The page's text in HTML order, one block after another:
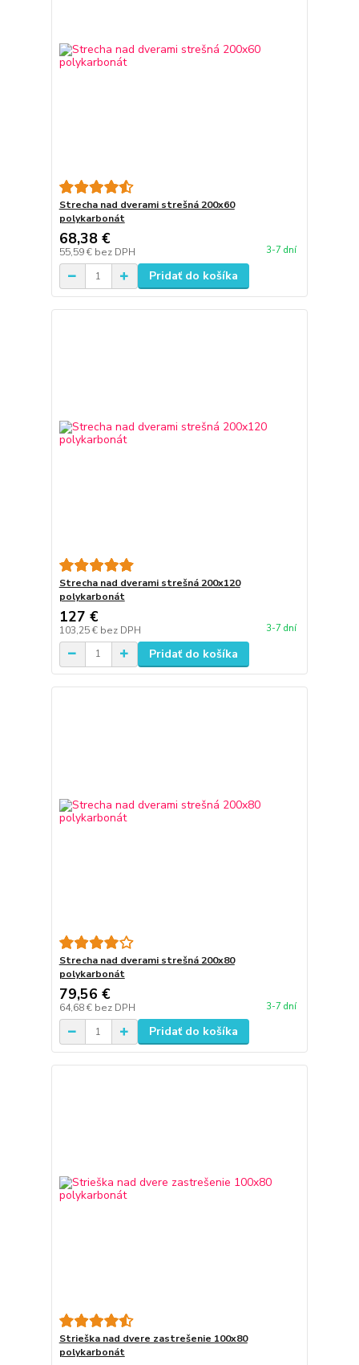
Strecha nad dverami strešná 200x60
polykarbonát
68,38 €
55,59 € bez DPH 3-7 dní
Pridať do košíka
Strecha nad dverami strešná 200x120
polykarbonát
127 €
103,25 € bez DPH 3-7 dní
Pridať do košíka
Strecha nad dverami strešná 200x80
polykarbonát
79,56 €
64,68 € bez DPH 3-7 dní
Pridať do košíka
Strieška nad dvere zastrešenie 100x80
polykarbonát